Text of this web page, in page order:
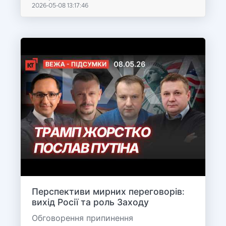
2026-05-08 13:17:46
Перспективи мирних переговорів:
вихід Росії та роль Заходу
Обговорення припинення